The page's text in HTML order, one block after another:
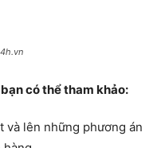
có thể tham khảo:
và lên những phương án